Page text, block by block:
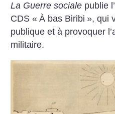
La Guerre sociale publie
CDS « À bas Biribi », qui
publique et à provoquer
militaire.